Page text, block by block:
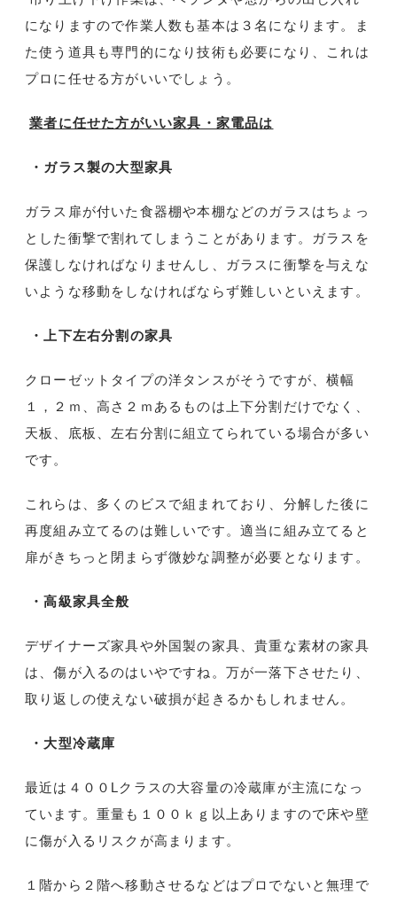
になりますので作業人数も基本は３名になります。ま
た使う道具も専門的になり技術も必要になり、これは
プロに任せる方がいいでしょう。
業者に任せた方がいい家具・家電品は
・ガラス製の大型家具
ガラス扉が付いた食器棚や本棚などのガラスはちょっ
とした衝撃で割れてしまうことがあります。ガラスを
保護しなければなりませんし、ガラスに衝撃を与えな
いような移動をしなければならず難しいといえます。
・上下左右分割の家具
クローゼットタイプの洋タンスがそうですが、横幅
１，２ｍ、高さ２ｍあるものは上下分割だけでなく、
天板、底板、左右分割に組立てられている場合が多い
です。
これらは、多くのビスで組まれており、分解した後に
再度組み立てるのは難しいです。適当に組み立てると
扉がきちっと閉まらず微妙な調整が必要となります。
・高級家具全般
デザイナーズ家具や外国製の家具、貴重な素材の家具
は、傷が入るのはいやですね。万が一落下させたり、
取り返しの使えない破損が起きるかもしれません。
・大型冷蔵庫
最近は４００ Lクラスの大容量の冷蔵庫が主流になっ
ています。重量も１００ｋｇ以上ありますので床や壁
に傷が入るリスクが高まります。
１階から２階へ移動させるなどはプロでないと無理で